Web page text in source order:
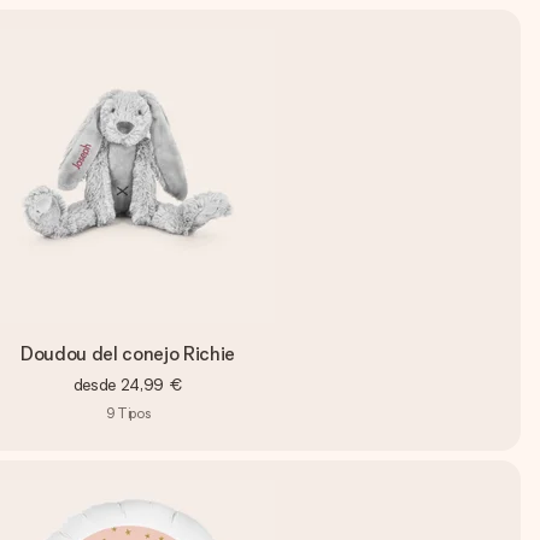
Doudou del conejo Richie
desde 24,99 €
9 Tipos